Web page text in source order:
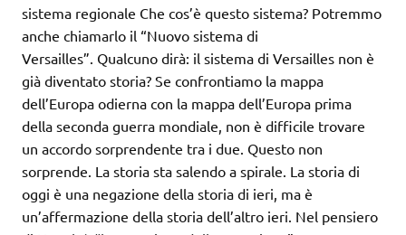
sistema regionale Che cos’è questo sistema? Potremmo
anche chiamarlo il “Nuovo sistema di
Versailles”. Qualcuno dirà: il sistema di Versailles non è
già diventato storia? Se confrontiamo la mappa
dell’Europa odierna con la mappa dell’Europa prima
della seconda guerra mondiale, non è difficile trovare
un accordo sorprendente tra i due. Questo non
sorprende. La storia sta salendo a spirale. La storia di
oggi è una negazione della storia di ieri, ma è
un’affermazione della storia dell’altro ieri. Nel pensiero